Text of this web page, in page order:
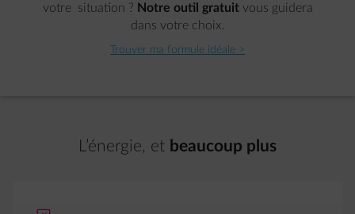
votre situation ? Notre outil gratuitvous guidera
dans votre choix.
Trouver ma formule idéale >
L’énergie, et beaucoup plus